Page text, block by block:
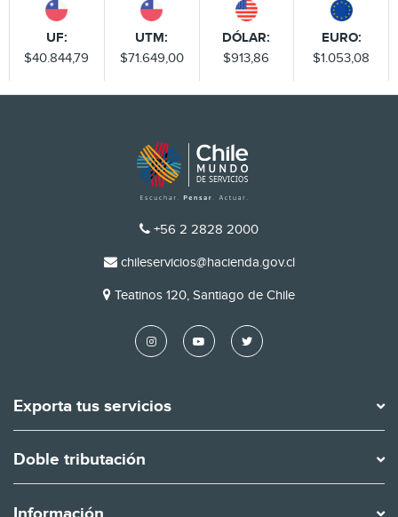
UF:
$40.844,79
UTM:
$71.649,00
DÓLAR:
$913,86
EURO:
$1.053,08
TELÉFONO
+56 2 2828 2000
EMAIL
chileservicios@hacienda.gov.cl
DIRECCIÓN
Teatinos 120, Santiago de Chile
Exporta tus servicios
Doble tributación